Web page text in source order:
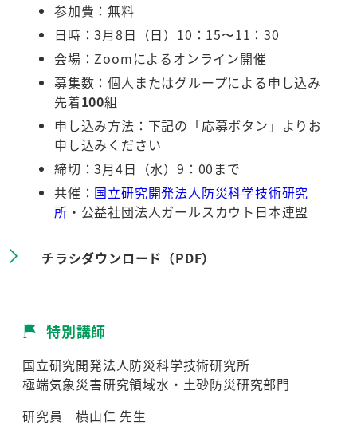
参加費：無料
日時：3月8日（日）10：15〜11：30
会場：Zoomによるオンライン開催
募集数：個人またはグループによる申し込み
先着100組
申し込み方法：下記の「応募ボタン」よりお
申し込みください
締切：3月4日（水）9：00まで
共催： 国立研究開発法人防災科学技術研究
所 ・公益社団法人ガールスカウト日本連盟
チラシダウンロード（PDF）
特別講師
国立研究開発法人防災科学技術研究所
極端気象災害研究領域水・土砂防災研究部門
研究員 横山仁 先生